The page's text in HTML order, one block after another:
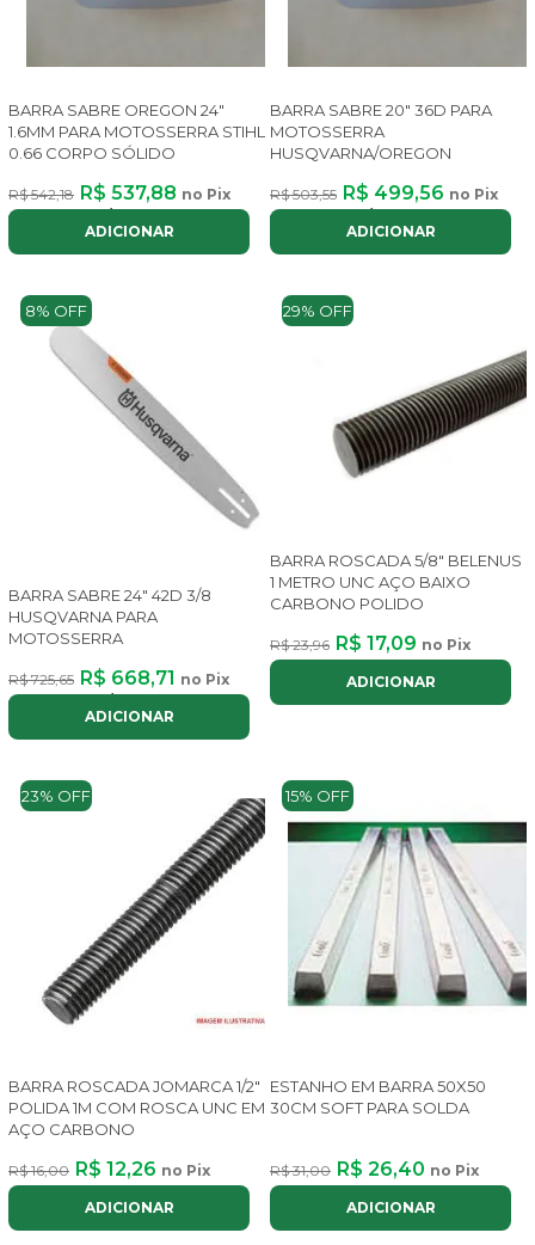
BARRA SABRE OREGON 24"
1.6MM PARA MOTOSSERRA STIHL
0.66 CORPO SÓLIDO
R$ 542,18 R$ 537,88 no Pix
ou até
ADICIONAR
BARRA SABRE 20" 36D PARA
MOTOSSERRA
HUSQVARNA/OREGON
R$ 503,55 R$ 499,56 no Pix
ou até
ADICIONAR
8% OFF
BARRA SABRE 24" 42D 3/8
HUSQVARNA PARA
MOTOSSERRA
R$ 725,65 R$ 668,71 no Pix
ou até8xdeR$ 100,46com juros
ADICIONAR
29% OFF
BARRA ROSCADA 5/8" BELENUS
1 METRO UNC AÇO BAIXO
CARBONO POLIDO
R$ 23,96 R$ 17,09 no Pix
ADICIONAR
23% OFF
BARRA ROSCADA JOMARCA 1/2"
POLIDA 1M COM ROSCA UNC EM
AÇO CARBONO
R$ 16,00 R$ 12,26 no Pix
ADICIONAR
15% OFF
ESTANHO EM BARRA 50X50
30CM SOFT PARA SOLDA
R$ 31,00 R$ 26,40 no Pix
ADICIONAR